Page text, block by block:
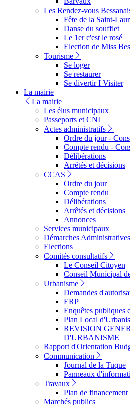
Les Rendez-vous
Fête de la Saint-
Danse du soufflet
Le 1er c'est le rosé
Election de Miss
Tourisme
Se loger
Se restaurer
Se divertir I Visiter
La mairie
La mairie
Les élus municipaux
Passeports et CNI
Actes administratifs
Ordre du jour -
Compte rendu -
Délibérations
Arrêtés et décisions
CCAS
Ordre du jour
Compte rendu
Délibérations
Arrêtés et décisions
Annonces
Services municipaux
Démarches Administratives
Elections
Comités consultatifs
Le Conseil Citoyen
Conseil Municipal
Urbanisme
Demandes
ERP
Enquêtes publiques
Plan Local
REVISION
D'URBANISME
Rapport d'Orientation
Communication
Journal de la Tuque
Panneaux
Travaux
Plan de financement
Marchés publics